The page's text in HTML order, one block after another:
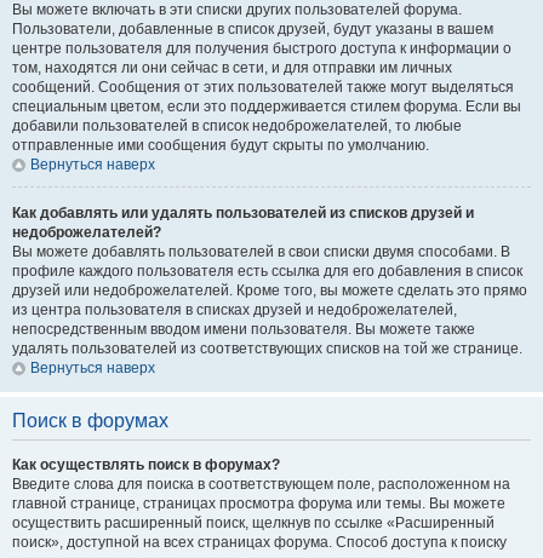
Вы можете включать в эти списки других пользователей форума.
Пользователи, добавленные в список друзей, будут указаны в вашем
центре пользователя для получения быстрого доступа к информации о
том, находятся ли они сейчас в сети, и для отправки им личных
сообщений. Сообщения от этих пользователей также могут выделяться
специальным цветом, если это поддерживается стилем форума. Если вы
добавили пользователей в список недоброжелателей, то любые
отправленные ими сообщения будут скрыты по умолчанию.
Вернуться наверх
Как добавлять или удалять пользователей из списков друзей и
недоброжелателей?
Вы можете добавлять пользователей в свои списки двумя способами. В
профиле каждого пользователя есть ссылка для его добавления в список
друзей или недоброжелателей. Кроме того, вы можете сделать это прямо
из центра пользователя в списках друзей и недоброжелателей,
непосредственным вводом имени пользователя. Вы можете также
удалять пользователей из соответствующих списков на той же странице.
Вернуться наверх
Поиск в форумах
Как осуществлять поиск в форумах?
Введите слова для поиска в соответствующем поле, расположенном на
главной странице, страницах просмотра форума или темы. Вы можете
осуществить расширенный поиск, щелкнув по ссылке «Расширенный
поиск», доступной на всех страницах форума. Способ доступа к поиску